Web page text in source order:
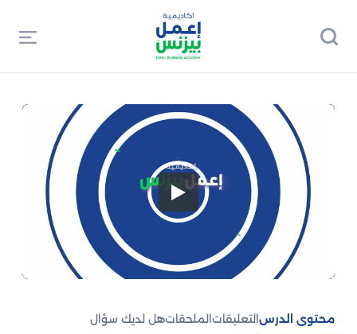
محتوى الدرس التعليقات الملحقاتهل لديك سؤال